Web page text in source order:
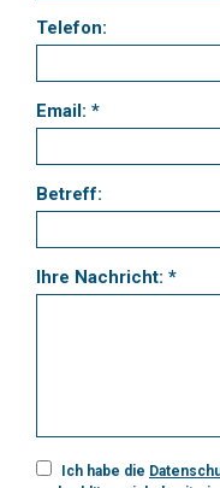
Telefon:
Email: *
Betreff:
Ihre Nachricht: *
Ich habe die